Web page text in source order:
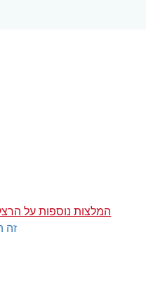
המלצות נוספות על
זה